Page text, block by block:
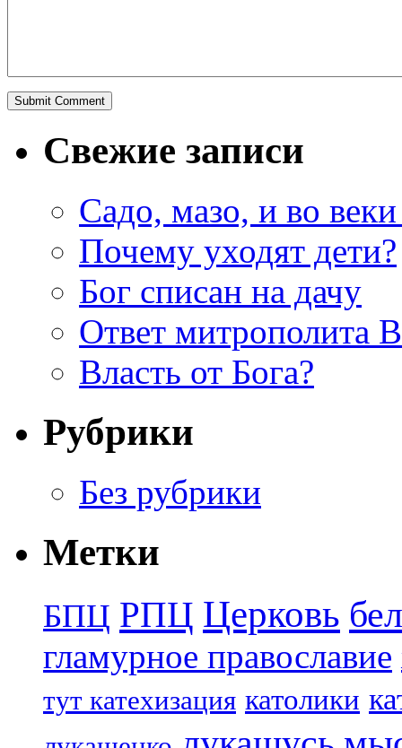
Свежие записи
Садо, мазо, и во веки
Почему уходят дети?
Бог списан на дачу
Ответ митрополита
Власть от Бога?
Рубрики
Без рубрики
Метки
БПЦ РПЦ Церковь
гламурное православие
тут катехизация католики